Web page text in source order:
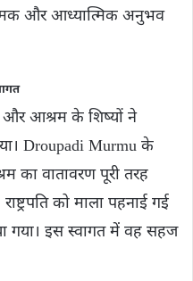
और आध्यात्मिक अनुभव
और आश्रम के शिष्यों ने
Droupadi Murmu के
का वातावरण पूरी तरह
को माला पहनाई गई
गया। इस स्वागत में वह सहज